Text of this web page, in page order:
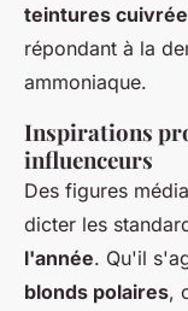
teintures
répondant à la
ammoniaque.
Inspirations
influenceurs
Des figures
dicter les
l'année. Qu'il
blonds polaires,